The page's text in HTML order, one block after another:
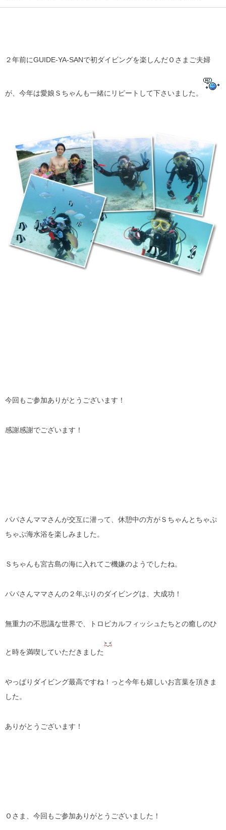
２年前にGUIDE-YA-SANで初ダイビングを楽しんだＯさまご夫婦
が、今年は愛娘Ｓちゃんも一緒にリピートして下さいました。
今回もご参加ありがとうございます！
感謝感謝でございます！
パパさんママさんが交互に潜って、休憩中の方がＳちゃんとちゃぷ
ちゃぷ海水浴を楽しみました。
Ｓちゃんも宮古島の海に入れてご機嫌のようでしたね。
パパさんママさんの２年ぶりのダイビングは、大成功！
無重力の不思議な世界で、トロピカルフィッシュたちとの癒しのひ
と時を満喫していただきました
やっぱりダイビング最高ですね！っと今年も嬉しいお言葉を頂きま
した。
ありがとうございます！
Ｏさま、今回もご参加ありがとうございました！